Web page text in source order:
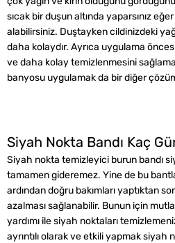
sıcak bir duşun altında yaparsınız
alabilirsiniz. Duştayken cildinizdeki
daha kolaydır. Ayrıca uygulama
ve daha kolay temizlenmesini
banyosu uygulamak da bir diğer
Siyah Nokta Bandı Kaç
Siyah nokta temizleyici burun bandı
tamamen gideremez. Yine de bu
ardından doğru bakımları yaptıktan
azalması sağlanabilir. Bunun için
yardımı ile siyah noktaları
ayrıntılı olarak ve etkili yapmak siyah